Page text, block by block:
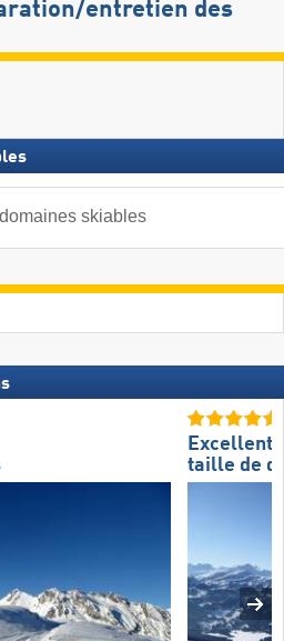
entretien des
domaines skiables
Excellente
taille de